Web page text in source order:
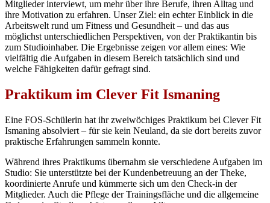
Mitglieder interviewt, um mehr über ihre Berufe, ihren Alltag und
ihre Motivation zu erfahren. Unser Ziel: ein echter Einblick in die
Arbeitswelt rund um Fitness und Gesundheit – und das aus
möglichst unterschiedlichen Perspektiven, von der Praktikantin bis
zum Studioinhaber. Die Ergebnisse zeigen vor allem eines: Wie
vielfältig die Aufgaben in diesem Bereich tatsächlich sind und
welche Fähigkeiten dafür gefragt sind.
Praktikum im Clever Fit Ismaning
Eine FOS-Schülerin hat ihr zweiwöchiges Praktikum bei Clever Fit
Ismaning absolviert – für sie kein Neuland, da sie dort bereits zuvor
praktische Erfahrungen sammeln konnte.
Während ihres Praktikums übernahm sie verschiedene Aufgaben im
Studio: Sie unterstützte bei der Kundenbetreuung an der Theke,
koordinierte Anrufe und kümmerte sich um den Check-in der
Mitglieder. Auch die Pflege der Trainingsfläche und die allgemeine